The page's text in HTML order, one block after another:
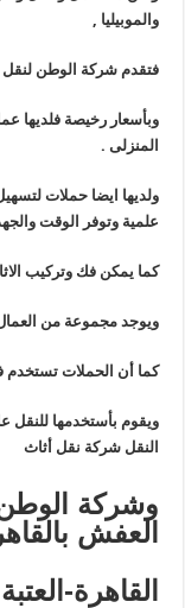
والموبيليا ,
فتقدم شركة الوطن
وبأسعار رخيصة فلديها
المنزلى .
ولديها ايضا حملات
علمية وتوفر الوقت
كما يمكن فك وتركيب
ويوجد مجموعة من العمال
كما أن الحملات تستخدم
ويقوم بأستخدمها
النقل شركة نقل أثاث
وشركة
العفش
القاهرة-العتبة